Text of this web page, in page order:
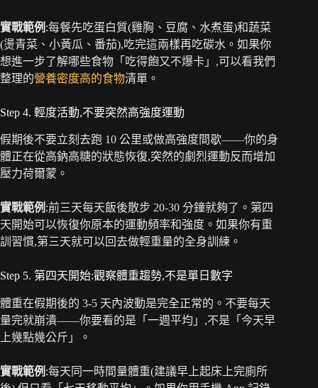
實戰範例 :每餐先吃蛋白質(雞胸、豆腐、水煮蛋)和蔬菜
(燙青菜、小黃瓜、番茄),吃完這兩樣再吃碳水。如果你
想進一步了解哪些食物「吃得飽又不爆卡」,可以看我們
整理的營養密度高的食物清單。
Step 4. 輕度活動,不要突然高強度運動
假期後不要立刻去跑 10 公里或做高強度間歇——你的身
體正在從高鈉高糖的狀態恢復,突然的劇烈運動反而增加
壓力荷爾蒙。
實戰範例 :前三天每天飯後散步 20-30 分鐘就夠了。第四
天開始可以恢復你原本的運動頻率和強度。如果你有重
訓習慣,第三天就可以回去做輕重量的全身訓練。
Step 5. 第四天開始:觀察體重趨勢,不是單日數字
體重在假期後的 3-5 天內波動是完全正常的。不要每天
量完就崩潰——你要看的是「一週平均」,不是「今天早
上幾點幾公斤」。
實戰範例 :每天同一時間量體重(建議早上起床上完廁所